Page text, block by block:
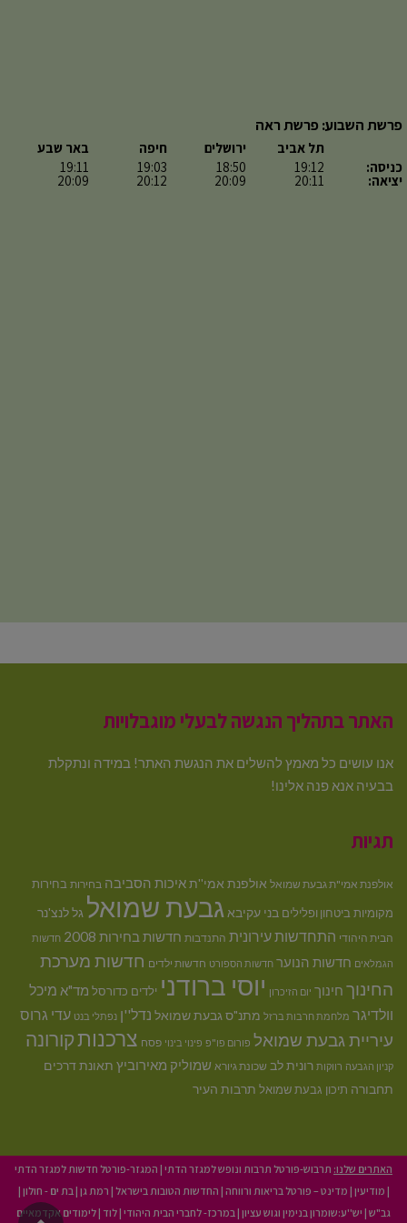
פרשת השבוע: פרשת ראה
כניסה:
יציאה:
תל אביב
19:12
20:11
ירושלים
18:50
20:09
חיפה
19:03
20:12
באר שבע
19:11
20:09
האתר בתהליך הנגשה לבעלי מוגבלויות
אנו עושים כל מאמץ להשלים את הנגשת האתר! במידה ונתקלת
בבעיה אנא פנה אלינו!
תגיות
אולפנת אמי"ת גבעת שמואל אולפנת אמי''תאיכות הסביבה בחירות בחירות
מקומיות ביטחון ופלילים בני עקיבא גבעת שמואל גל לנצ'נר
הבית היהודי התחדשות עירונית התנדבות חדשות בחירות 2008 חדשות
הגמלאים חדשות הנוער חדשות הספורט חדשות ילדים חדשות מערכת
החינוך חינוך יום הזיכרון יוסי ברודני ילדים כדורסל מד"א מיכל
וולדיגר מלחמת חרבות ברזל מתנ"ס גבעת שמואל נדל''ן נפתלי בנט עדי גרוס
עיריית גבעת שמואל פורום פו"פ פינוי בינוי פסח צרכנותקורונה
קניון הגבעה רווקות רונית לב שכונת גיורא שמוליק מאירוביץ תאונת דרכים
תחבורה תיכון גבעת שמואל תרבות העיר
האתרים שלנו: תרבוש-פורטל תרבות ונופש למגזר הדתי | המגזר-פורטל חדשות למגזר הדתי
| מודיעין | מדינט – פורטל בריאות ורווחה | החדשות הטובות בישראל | רמת גן |בת ים - חולון |
גב"ש | יש''ע:שומרון בנימין וגוש עציון |במרכז- לחברי הבית היהודי |לוד |לימודים אקדמאיים